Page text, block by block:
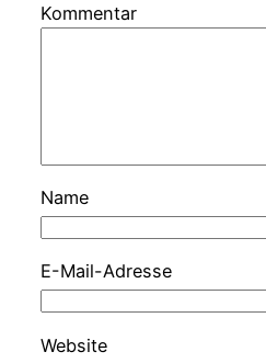
Kommentar
Name
E-Mail-Adresse
Website